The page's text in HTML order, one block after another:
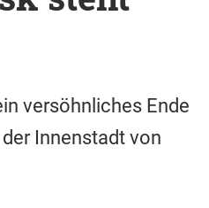
versöhnliches Ende
Innenstadt von